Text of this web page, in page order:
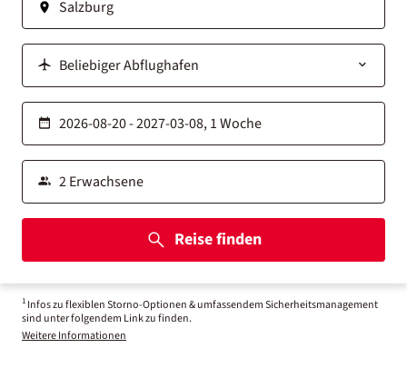
Reise finden
1 Infos zu flexiblen Storno-Optionen & umfassendem Sicherheitsmanagement
sind unter folgendem Link zu finden.
Weitere Informationen